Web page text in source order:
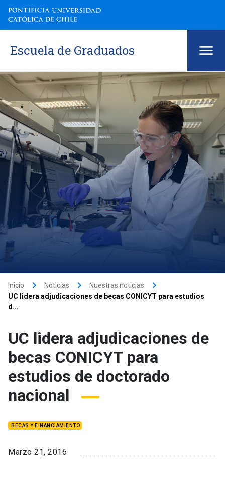
Escuela de Graduados
Inicio keyboard_arrow_right Noticias keyboard_arrow_right Nuestras noticias keyboard_arrow_right
UC lidera adjudicaciones de becas CONICYT para estudios
d...
UC lidera adjudicaciones de
becas CONICYT para
estudios de doctorado
nacional
BECAS Y FINANCIAMIENTO
Marzo 21, 2016